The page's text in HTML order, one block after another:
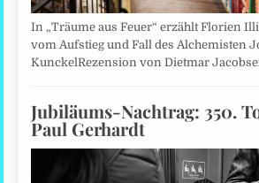
In „Träume aus Feuer“ erzählt Florien
vom Aufstieg und Fall des Alchemisten
KunckelRezension von Dietmar
Jubiläums-Nachtrag: 350.
Paul Gerhardt